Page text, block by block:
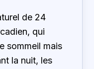
de 24
qui
sommeil mais
la nuit, les